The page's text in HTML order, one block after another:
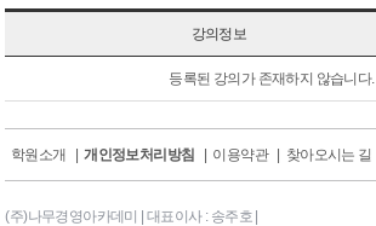
강의정보
등록된 강의가 존재하지 않습니다.
학원소개 개인정보처리방침 이용약관 찾아오시는 길
(주)나무경영아카데미 | 대표이사 : 송주호 |